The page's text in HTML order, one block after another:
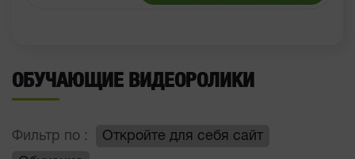
ОБУЧАЮЩИЕ ВИДЕОРОЛИКИ
Фильтр по :
Откройте для себя сайт